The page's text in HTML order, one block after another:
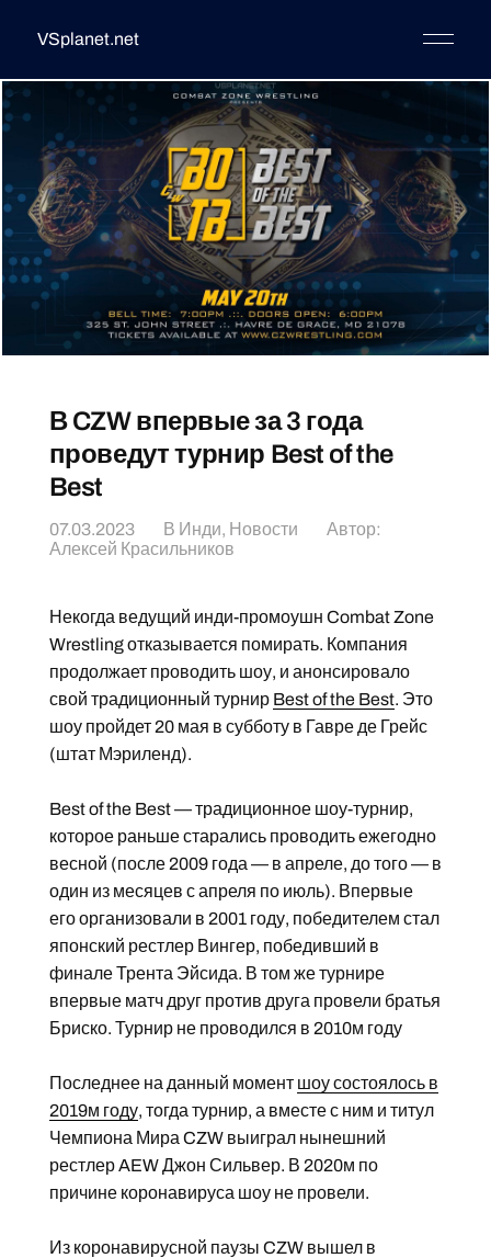
VSplanet.net
В CZW впервые за 3 года
проведут турнир Best of the
Best
07.03.2023 В Инди, Новости
Автор:
Алексей Красильников
Некогда ведущий инди-промоушн Combat Zone
Wrestling отказывается помирать. Компания
продолжает проводить шоу, и анонсировало
свой традиционный турнир Best of the Best. Это
шоу пройдет 20 мая в субботу в Гавре де Грейс
(штат Мэриленд).
Best of the Best — традиционное шоу-турнир,
которое раньше старались проводить ежегодно
весной (после 2009 года — в апреле, до того — в
один из месяцев с апреля по июль). Впервые
его организовали в 2001 году, победителем стал
японский рестлер Вингер, победивший в
финале Трента Эйсида. В том же турнире
впервые матч друг против друга провели братья
Бриско. Турнир не проводился в 2010м году
Последнее на данный момент шоу состоялось в
2019м году, тогда турнир, а вместе с ним и титул
Чемпиона Мира CZW выиграл нынешний
рестлер AEW Джон Сильвер. В 2020м по
причине коронавируса шоу не провели.
Из коронавирусной паузы CZW вышел в